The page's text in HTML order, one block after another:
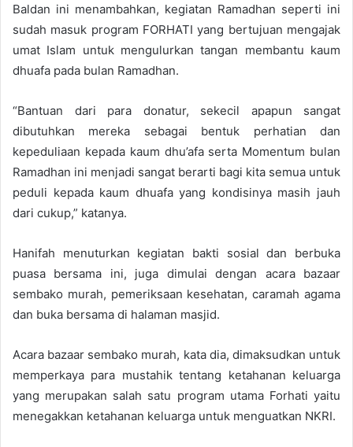
Baldan ini menambahkan, kegiatan Ramadhan seperti ini
sudah masuk program FORHATI yang bertujuan mengajak
umat Islam untuk mengulurkan tangan membantu kaum
dhuafa pada bulan Ramadhan.
“Bantuan dari para donatur, sekecil apapun sangat
dibutuhkan mereka sebagai bentuk perhatian dan
kepeduliaan kepada kaum dhu’afa serta Momentum bulan
Ramadhan ini menjadi sangat berarti bagi kita semua untuk
peduli kepada kaum dhuafa yang kondisinya masih jauh
dari cukup,” katanya.
Hanifah menuturkan kegiatan bakti sosial dan berbuka
puasa bersama ini, juga dimulai dengan acara bazaar
sembako murah, pemeriksaan kesehatan, caramah agama
dan buka bersama di halaman masjid.
Acara bazaar sembako murah, kata dia, dimaksudkan untuk
memperkaya para mustahik tentang ketahanan keluarga
yang merupakan salah satu program utama Forhati yaitu
menegakkan ketahanan keluarga untuk menguatkan NKRI.